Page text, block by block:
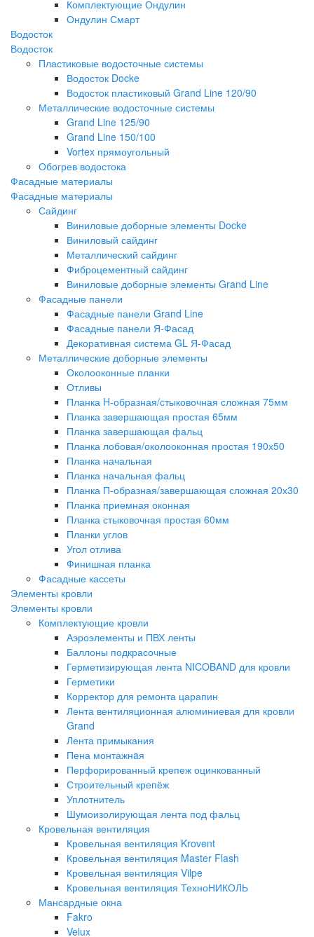
Комплектующие Ондулин
Ондулин Смарт
Водосток
Водосток
Пластиковые водосточные системы
Водосток Docke
Водосток пластиковый Grand Line 120/90
Металлические водосточные системы
Grand Line 125/90
Grand Line 150/100
Vortex прямоугольный
Обогрев водостока
Фасадные материалы
Фасадные материалы
Сайдинг
Виниловые доборные элементы Docke
Виниловый сайдинг
Металлический сайдинг
Фиброцементный сайдинг
Виниловые доборные элементы Grand Line
Фасадные панели
Фасадные панели Grand Line
Фасадные панели Я-Фасад
Декоративная система GL Я-Фасад
Металлические доборные элементы
Околооконные планки
Отливы
Планка H-образная/стыковочная сложная 75мм
Планка завершающая простая 65мм
Планка завершающая фальц
Планка лобовая/околооконная простая 190х50
Планка начальная
Планка начальная фальц
Планка П-образная/завершающая сложная 20х30
Планка приемная оконная
Планка стыковочная простая 60мм
Планки углов
Угол отлива
Финишная планка
Фасадные кассеты
Элементы кровли
Элементы кровли
Комплектующие кровли
Аэроэлементы и ПВХ ленты
Баллоны подкрасочные
Герметизирующая лента NICOBAND для кровли
Герметики
Корректор для ремонта царапин
Лента вентиляционная алюминиевая для кровли
Grand
Лента примыкания
Пена монтажнaя
Перфорированный крепеж оцинкованный
Строительный крепёж
Уплотнитель
Шумоизолирующая лента под фальц
Кровельная вентиляция
Кровельная вентиляция Krovent
Кровельная вентиляция Master Flash
Кровельная вентиляция Vilpe
Кровельная вентиляция ТехноНИКОЛЬ
Мансардные окна
Fakro
Velux